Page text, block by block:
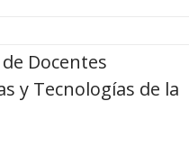
Docentes
y Tecnologías de la